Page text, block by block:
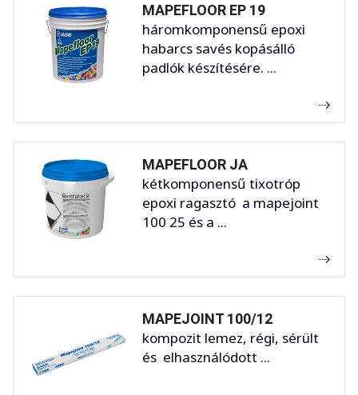
MAPEFLOOR EP 19
háromkomponensű epoxi
habarcs savés kopásálló
padlók készítésére. ...
MAPEFLOOR JA
kétkomponensű tixotróp
epoxi ragasztó a mapejoint
100 25 és a ...
MAPEJOINT 100/12
kompozit lemez, régi, sérült
és elhasználódott ...